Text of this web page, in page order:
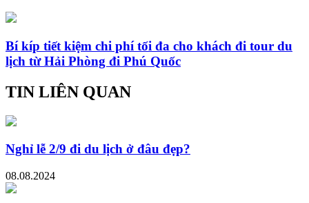
Bí kíp tiết kiệm chi phí tối đa cho khách đi tour du
lịch từ Hải Phòng đi Phú Quốc
TIN LIÊN QUAN
Nghỉ lễ 2/9 đi du lịch ở đâu đẹp?
08.08.2024